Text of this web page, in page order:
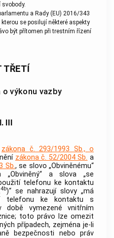
a Rady (EU) 2016/343
se posilují některé aspekty
být přítomen při trestním řízení
TŘETÍ
o výkonu vazby
III
zákona č. 293/1993 Sb., o
zákona č. 52/2004 Sb. a
Sb., se slovo „Obviněnému“
„Obviněný“ a slova „se
telefonu ke kontaktu
4b)“ se nahrazují slovy „má
telefonu ke kontaktu s
době vymezené vnitřním
toto právo lze omezit
případech, zejména je-li
bezpečnosti nebo práv